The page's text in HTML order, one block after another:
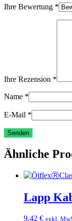
Ihre Bewertung *
Ihre Rezension *
Name *
E-Mail *
Ähnliche
Lapp
9,42 € exkl.